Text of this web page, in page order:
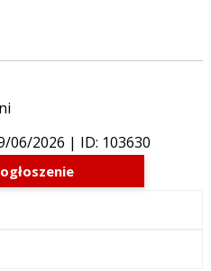
06/2026 | ID: 103630